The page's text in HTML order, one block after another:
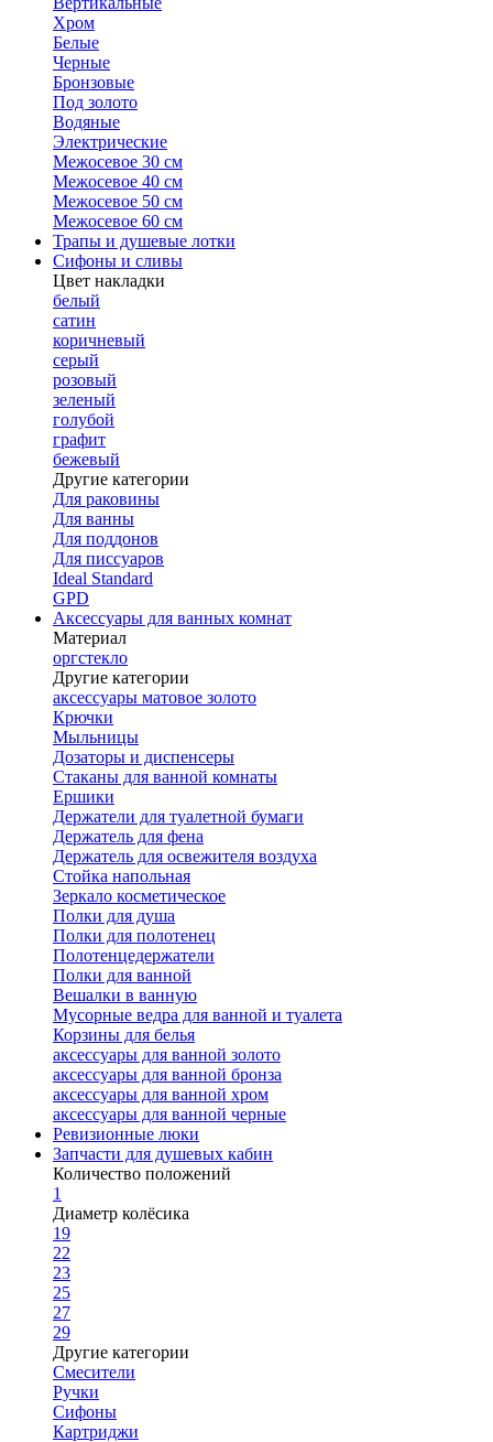
Хром
Белые
Черные
Бронзовые
Под золото
Водяные
Электрические
Межосевое 30 см
Межосевое 40 см
Межосевое 50 см
Межосевое 60 см
Трапы и душевые лотки
Сифоны и сливы
Цвет накладки
белый
сатин
коричневый
серый
розовый
зеленый
голубой
графит
бежевый
Другие категории
Для раковины
Для ванны
Для поддонов
Для писсуаров
Ideal Standard
GPD
Аксессуары для ванных комнат
Материал
оргстекло
Другие категории
аксессуары матовое золото
Крючки
Мыльницы
Дозаторы и диспенсеры
Стаканы для ванной комнаты
Ершики
Держатели для туалетной бумаги
Держатель для фена
Держатель для освежителя воздуха
Стойка напольная
Зеркало косметическое
Полки для душа
Полки для полотенец
Полотенцедержатели
Полки для ванной
Вешалки в ванную
Мусорные ведра для ванной и туалета
Корзины для белья
аксессуары для ванной золото
аксессуары для ванной бронза
аксессуары для ванной хром
аксессуары для ванной черные
Ревизионные люки
Запчасти для душевых кабин
Количество положений
1
Диаметр колёсика
19
22
23
25
27
29
Другие категории
Смесители
Ручки
Сифоны
Картриджи